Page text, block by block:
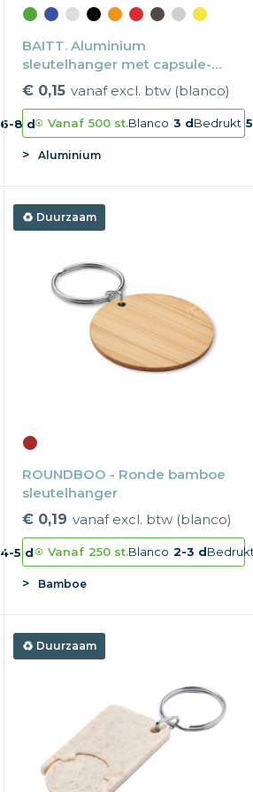
6-8 d
BAITT. Aluminium
sleutelhanger met capsule-
opener
€ 0,15 vanaf excl. btw (blanco)
Vanaf 500 st.Blanco 3 dBedrukt
Aluminium
4-5 d
Duurzaam
ROUNDBOO - Ronde bamboe
sleutelhanger
€ 0,19 vanaf excl. btw (blanco)
Vanaf 250 st.Blanco 2-3 dBedrukt
Bamboe
Duurzaam